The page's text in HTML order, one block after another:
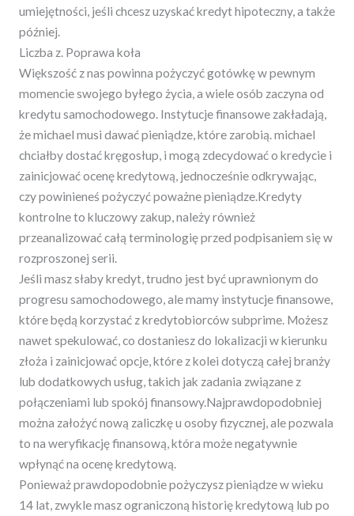
umiejętności, jeśli chcesz uzyskać kredyt hipoteczny, a także
później.
Liczba z. Poprawa koła
Większość z nas powinna pożyczyć gotówkę w pewnym
momencie swojego byłego życia, a wiele osób zaczyna od
kredytu samochodowego. Instytucje finansowe zakładają,
że michael musi dawać pieniądze, które zarobią. michael
chciałby dostać kręgosłup, i mogą zdecydować o kredycie i
zainicjować ocenę kredytową, jednocześnie odkrywając,
czy powinieneś pożyczyć poważne pieniądze.Kredyty
kontrolne to kluczowy zakup, należy również
przeanalizować całą terminologię przed podpisaniem się w
rozproszonej serii.
Jeśli masz słaby kredyt, trudno jest być uprawnionym do
progresu samochodowego, ale mamy instytucje finansowe,
które będą korzystać z kredytobiorców subprime. Możesz
nawet spekulować, co dostaniesz do lokalizacji w kierunku
złoża i zainicjować opcje, które z kolei dotyczą całej branży
lub dodatkowych usług, takich jak zadania związane z
połączeniami lub spokój finansowy.Najprawdopodobniej
można założyć nową zaliczkę u osoby fizycznej, ale pozwala
to na weryfikację finansową, która może negatywnie
wpłynąć na ocenę kredytową.
Ponieważ prawdopodobnie pożyczysz pieniądze w wieku
14 lat, zwykle masz ograniczoną historię kredytową lub po